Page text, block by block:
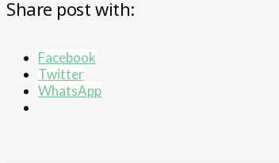
Share post with:
Facebook
Twitter
WhatsApp